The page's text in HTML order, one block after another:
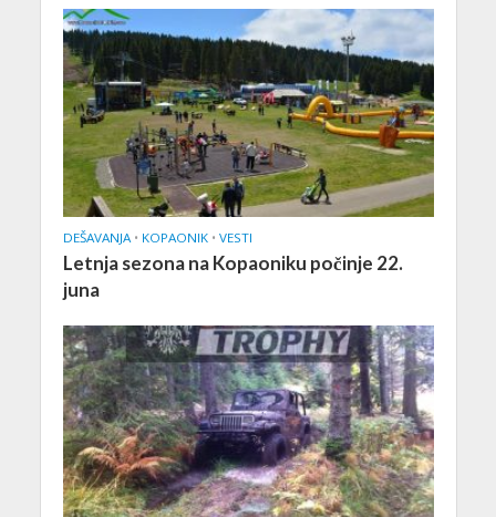
DEŠAVANJA • KOPAONIK • VESTI
Letnja sezona na Kopaoniku počinje 22.
juna